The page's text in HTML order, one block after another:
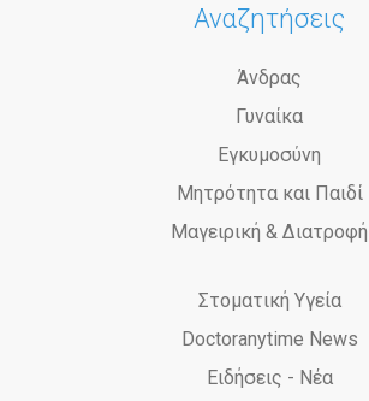
Αναζητήσεις
Άνδρας
Γυναίκα
Εγκυμοσύνη
Μητρότητα και Παιδί
Μαγειρική & Διατροφή
Στοματική Υγεία
Doctoranytime News
Ειδήσεις - Νέα